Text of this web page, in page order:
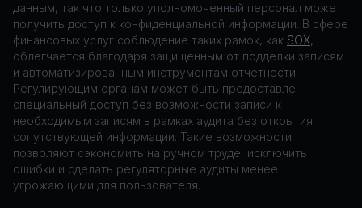
данным, так что только уполномоченный персонал может
получить доступ к конфиденциальной информации. В сфере
финансовых услуг соблюдение таких рамок, как SOX,
облегчается благодаря защищенным от подделки записям
и автоматизированным инструментам отчетности.
Регулирующим органам может быть предоставлен
специальный доступ без возможности записи к
необходимым записям в рамках аудита без открытия
сопутствующей информации. Такие возможности
позволяют сэкономить на ручном труде, исключить
ошибки и сделать регуляторные аудиты менее
угрожающими для пользователя.